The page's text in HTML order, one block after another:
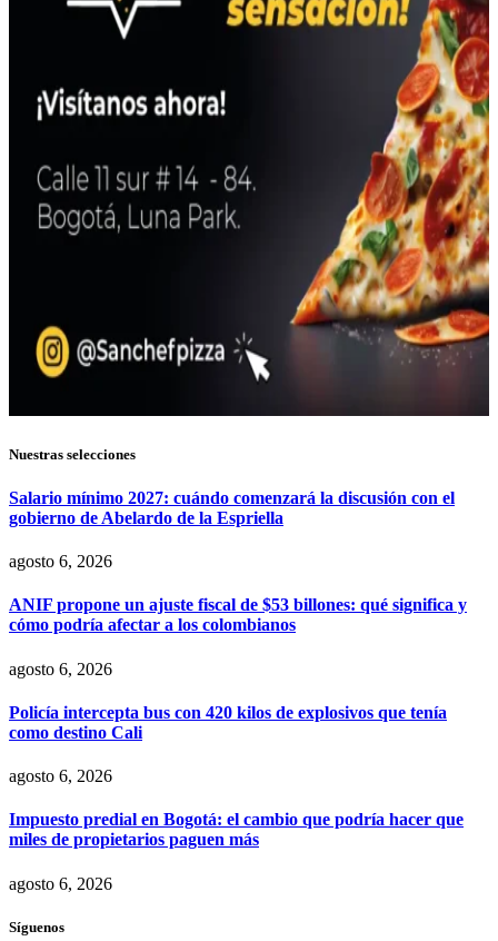
Nuestras selecciones
Salario mínimo 2027: cuándo comenzará la discusión con el
gobierno de Abelardo de la Espriella
agosto 6, 2026
ANIF propone un ajuste fiscal de $53 billones: qué significa y
cómo podría afectar a los colombianos
agosto 6, 2026
Policía intercepta bus con 420 kilos de explosivos que tenía
como destino Cali
agosto 6, 2026
Impuesto predial en Bogotá: el cambio que podría hacer que
miles de propietarios paguen más
agosto 6, 2026
Síguenos